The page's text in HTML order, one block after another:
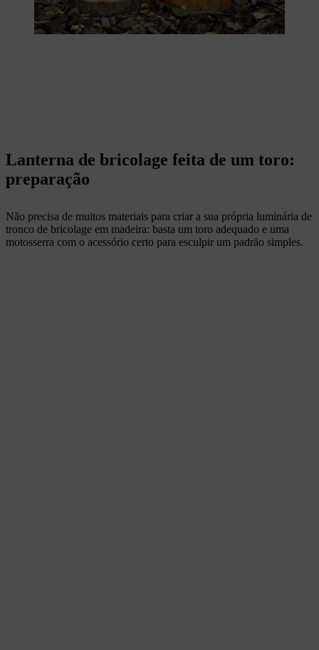
Lanterna de bricolage feita de um toro:
preparação
Não precisa de muitos materiais para criar a sua própria luminária de
tronco de bricolage em madeira: basta um toro adequado e uma
motosserra com o acessório certo para esculpir um padrão simples.